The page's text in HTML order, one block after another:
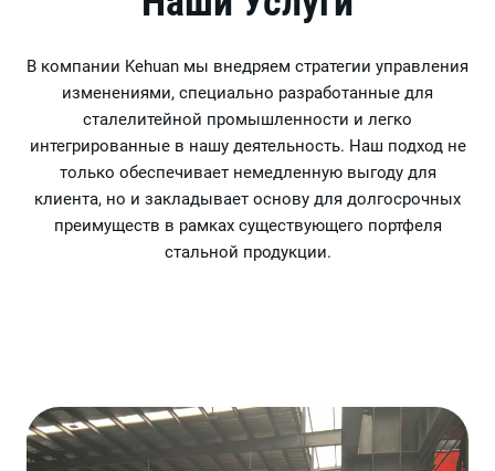
В компании Kehuan мы внедряем стратегии управления
изменениями, специально разработанные для
сталелитейной промышленности и легко
интегрированные в нашу деятельность. Наш подход не
только обеспечивает немедленную выгоду для
клиента, но и закладывает основу для долгосрочных
преимуществ в рамках существующего портфеля
стальной продукции.